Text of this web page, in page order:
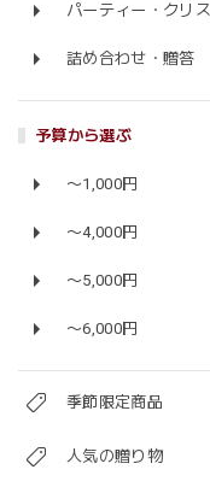
パーティー・クリ
詰め合わせ・贈答
予算から選ぶ
〜1,000円
〜4,000円
〜5,000円
〜6,000円
季節限定商品
人気の贈り物